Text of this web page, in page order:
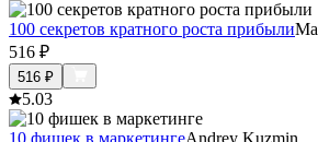
100 секретов кратного роста прибыли
516 ₽
516 ₽
5.03
10 фишек в маркетингеAndrey Kuzmin